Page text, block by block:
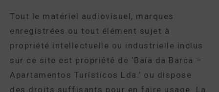
Tout le matériel audiovisuel, marques
enregistrées ou tout élément sujet à
propriété intellectuelle ou industrielle inclus
sur ce site est propriété de ‘Baía da Barca –
Apartamentos Turísticos Lda.’ ou dispose
des droits suffisants pour en faire usage. La